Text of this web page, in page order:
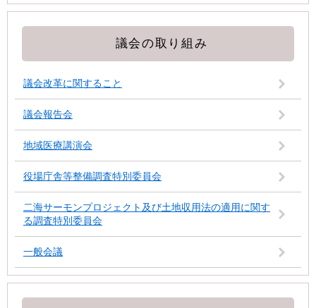
議会の取り組み
議会改革に関すること
議会報告会
地域医療講演会
役場庁舎等整備調査特別委員会
二海サーモンプロジェクト及び土地収用法の適用に関す
る調査特別委員会
一般会議